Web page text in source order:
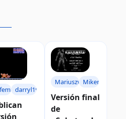
darryl1970
Mariuszw Miker
Versión final
de